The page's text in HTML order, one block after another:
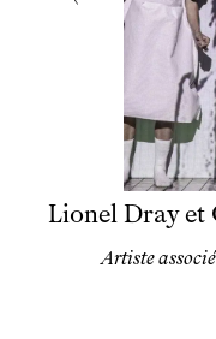
Lionel Dray et
Artiste